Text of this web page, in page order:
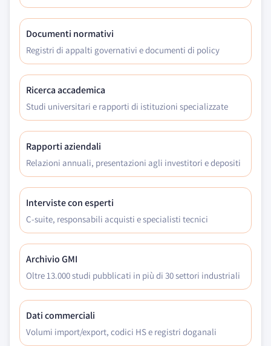
Documenti normativi
Registri di appalti governativi e documenti di policy
Ricerca accademica
Studi universitari e rapporti di istituzioni specializzate
Rapporti aziendali
Relazioni annuali, presentazioni agli investitori e depositi
Interviste con esperti
C-suite, responsabili acquisti e specialisti tecnici
Archivio GMI
Oltre 13.000 studi pubblicati in più di 30 settori industriali
Dati commerciali
Volumi import/export, codici HS e registri doganali